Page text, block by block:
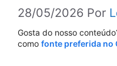
28/05/2026 Por
Gosta do nosso
como fonte preferida no